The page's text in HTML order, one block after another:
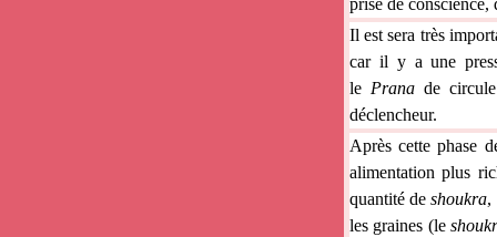
prise de
Il est sera très
car il y a une
le Prana de
déclencheur.
Après cette phase
alimentation plus
quantité deshoukra,
les graines (le